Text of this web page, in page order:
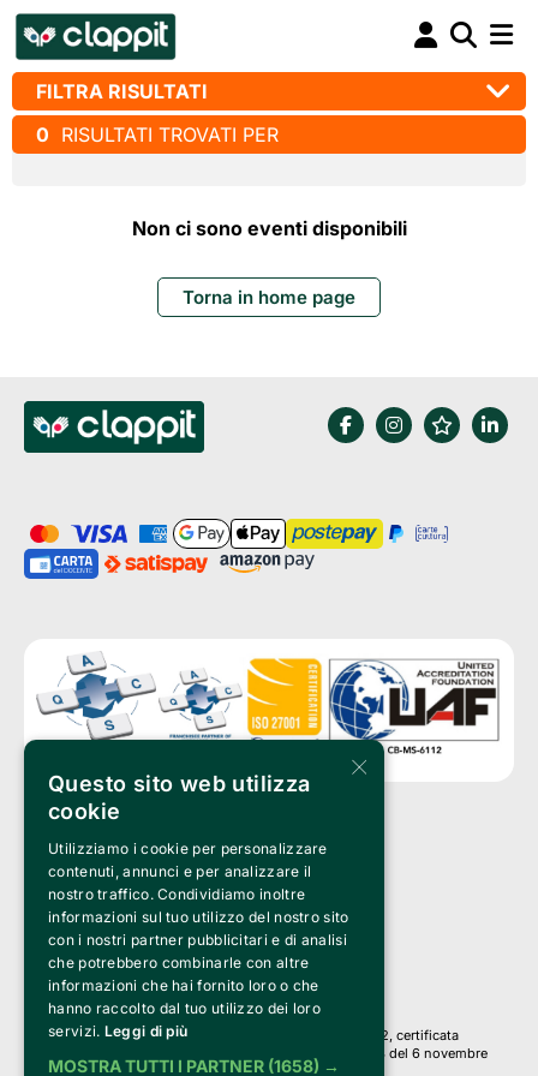
FILTRA RISULTATI
0 RISULTATI TROVATI PER
Non ci sono eventi disponibili
Torna in home page
Clappit è un marchio di proprietà di:
Bemils Srl
a Socio Unico
Via Fosse Ardeatine, 4 -20092 Cinisello Balsamo (MI)
PI 05589050961
Iscr. C.C.I.A.A. Milano R.E.A. 1833471
© 2010-2025 Bemils Srl - Tutti i diritti riservati
Credits:
Clappit è basato sulla piattaforma di biglietteria Belive 6.2, certificata
dall’Agenzia delle Entrate con protocollo n. 2025/445474 del 6 novembre
2025.
×
Questo sito web utilizza
cookie
Utilizziamo i cookie per personalizzare
contenuti, annunci e per analizzare il
nostro traffico. Condividiamo inoltre
informazioni sul tuo utilizzo del nostro sito
con i nostri partner pubblicitari e di analisi
che potrebbero combinarle con altre
informazioni che hai fornito loro o che
hanno raccolto dal tuo utilizzo dei loro
servizi. Leggi di più
MOSTRA TUTTI I PARTNER (1658) →